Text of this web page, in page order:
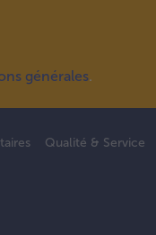
générales.
Qualité & Service